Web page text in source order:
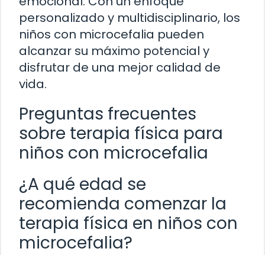
personalizado y multidisciplinario, los
niños con microcefalia pueden
alcanzar su máximo potencial y
disfrutar de una mejor calidad de
vida.
Preguntas frecuentes
sobre terapia física para
niños con microcefalia
¿A qué edad se
recomienda comenzar la
terapia física en niños con
microcefalia?